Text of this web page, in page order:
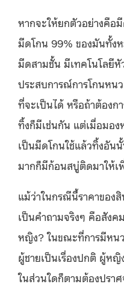
หากจะให้ยกตัวอย่างคือ
มีดโกน 99% ของมันทั้ง
มีดสามชั้น มีเทคโนโลยี
ประสบการณ์การโกนหน
ที่จะเป็นได้ หรือถ้าต้องก
ทิ้งก็มีเช่นกัน แต่เมื่อมอง
เป็นมีดโกนใช้แล้วทิ้งอัน
มากก็มีก้อนสบู่ติดมาให้เ
แม้ว่าในกรณีนี้ราคาของ
เป็นคำถามจริงๆ คือสังค
หญิง? ในขณะที่การมีหน
ผู้ชายเป็นเรื่องปกติ ผู้หญิ
ในส่วนใดก็ตามต้องปรา